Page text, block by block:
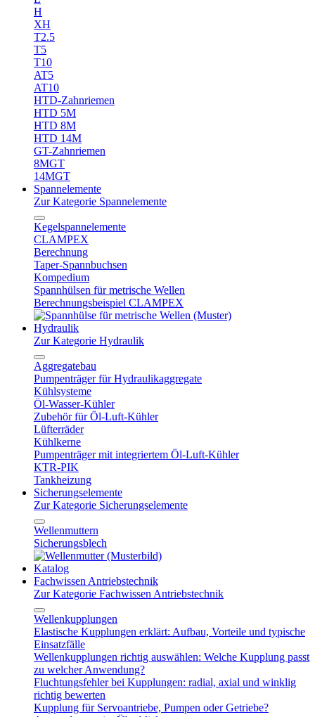
H
XH
T2.5
T5
T10
AT5
AT10
HTD-Zahnriemen
HTD 5M
HTD 8M
HTD 14M
GT-Zahnriemen
8MGT
14MGT
Spannelemente
Zur Kategorie Spannelemente
Kegelspannelemente
CLAMPEX
Berechnung
Taper-Spannbuchsen
Kompedium
Spannhülsen für metrische Wellen
Berechnungsbeispiel CLAMPEX
Hydraulik
Zur Kategorie Hydraulik
Aggregatebau
Pumpenträger für Hydraulikaggregate
Kühlsysteme
Öl-Wasser-Kühler
Zubehör für Öl-Luft-Kühler
Lüfterräder
Kühlkerne
Pumpenträger mit integriertem Öl-Luft-Kühler
KTR-PIK
Tankheizung
Sicherungselemente
Zur Kategorie Sicherungselemente
Wellenmuttern
Sicherungsblech
Katalog
Fachwissen Antriebstechnik
Zur Kategorie Fachwissen Antriebstechnik
Wellenkupplungen
Elastische Kupplungen erklärt: Aufbau, Vorteile und typische
Einsatzfälle
Wellenkupplungen richtig auswählen: Welche Kupplung passt
zu welcher Anwendung?
Fluchtungsfehler bei Kupplungen: radial, axial und winklig
richtig bewerten
Kupplung für Servoantriebe, Pumpen oder Getriebe?